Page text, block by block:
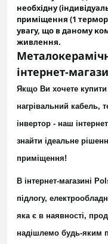
необхідну
приміщення (1
увагу, що в даному
живлення.
інтернет-
Якщо Ви хочете купити
нагрівальний кабель,
інвертор - наш
знайти ідеальне
приміщення!
В інтернет-магазині
підлогу,
яка є в наявності,
надішлемо будь-яким